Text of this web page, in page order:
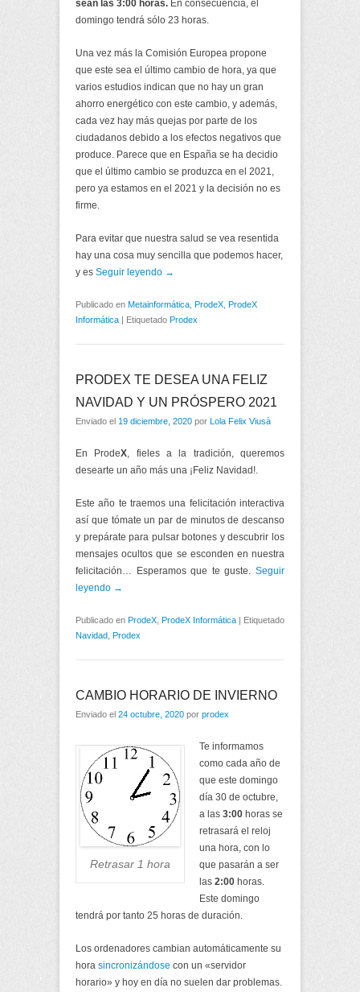
sean las 3:00 horas. En consecuencia, el
domingo tendrá sólo 23 horas.
Una vez más la Comisión Europea propone
que este sea el último cambio de hora, ya que
varios estudios indican que no hay un gran
ahorro energético con este cambio, y además,
cada vez hay más quejas por parte de los
ciudadanos debido a los efectos negativos que
produce. Parece que en España se ha decidio
que el último cambio se produzca en el 2021,
pero ya estamos en el 2021 y la decisión no es
firme.
Para evitar que nuestra salud se vea resentida
hay una cosa muy sencilla que podemos hacer,
y es Seguir leyendo →
Publicado en Metainformática ProdeX ProdeX
Informática | Etiquetado Prodex
PRODEX TE DESEA UNA FELIZ
NAVIDAD Y UN PRÓSPERO 2021
Enviado el 19 diciembre, 2020 por Lola Felix Viusà
En ProdeX , fieles a la tradición, queremos
desearte un año más una ¡Feliz Navidad!.
Este año te traemos una felicitación interactiva
así que tómate un par de minutos de descanso
y prepárate para pulsar botones y descubrir los
mensajes ocultos que se esconden en nuestra
felicitación… Esperamos que te guste. Seguir
leyendo →
Publicado en ProdeX ProdeX Informática | Etiquetado
Navidad Prodex
CAMBIO HORARIO DE INVIERNO
Enviado el 24 octubre, 2020 por prodex
Retrasar 1 hora
Te informamos
como cada año de
que este domingo
día 30 de octubre,
a las 3:00 horas se
retrasará el reloj
una hora, con lo
que pasarán a ser
las 2:00 horas.
Este domingo
tendrá por tanto 25 horas de duración.
Los ordenadores cambian automáticamente su
hora sincronizándose con un «servidor
horario» y hoy en día no suelen dar problemas.